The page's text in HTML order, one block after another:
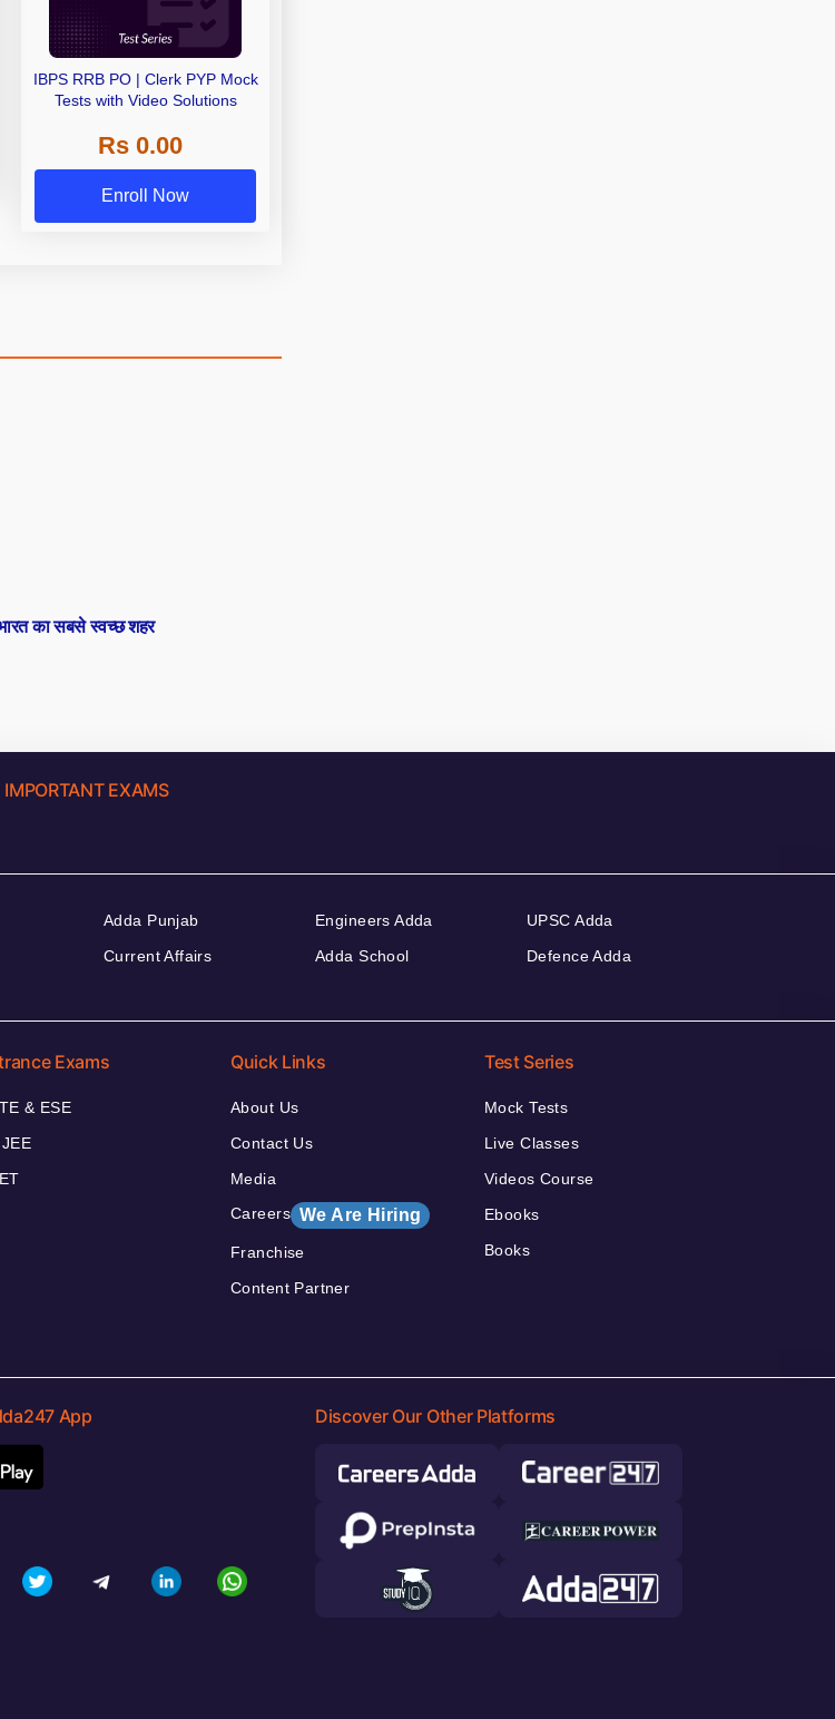
IBPS RRB PO | Clerk PYP Mock
Tests with Video Solutions
Rs 0.00
Enroll Now
का सबसे स्वच्छ शहर
IMPORTANT EXAMS
Adda Punjab
Current Affairs
Engineers Adda
Adda School
UPSC Adda
Defence Adda
Exams
& ESE
Quick Links
About Us
Contact Us
Media
Careers We Are Hiring
Franchise
Content Partner
Test Series
Mock Tests
Live Classes
Videos Course
Ebooks
Books
App Discover Our Other Platforms